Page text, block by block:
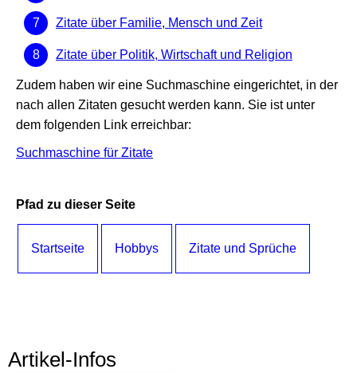
Zitate über Familie, Mensch und Zeit
Zitate über Politik, Wirtschaft und Religion
Zudem haben wir eine Suchmaschine eingerichtet, in der
nach allen Zitaten gesucht werden kann. Sie ist unter
dem folgenden Link erreichbar:
Suchmaschine für Zitate
Pfad zu dieser Seite
Startseite Hobbys Zitate und Sprüche
Artikel-Infos